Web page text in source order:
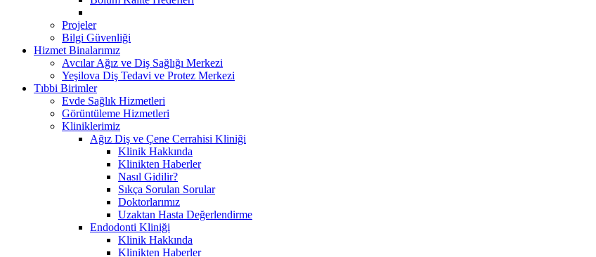
Projeler
Bilgi Güvenliği
Hizmet Binalarımız
Avcılar Ağız ve Diş Sağlığı Merkezi
Yeşilova Diş Tedavi ve Protez Merkezi
Tıbbi Birimler
Evde Sağlık Hizmetleri
Görüntüleme Hizmetleri
Kliniklerimiz
Ağız Diş ve Çene Cerrahisi Kliniği
Klinik Hakkında
Klinikten Haberler
Nasıl Gidilir?
Sıkça Sorulan Sorular
Doktorlarımız
Uzaktan Hasta Değerlendirme
Endodonti Kliniği
Klinik Hakkında
Klinikten Haberler